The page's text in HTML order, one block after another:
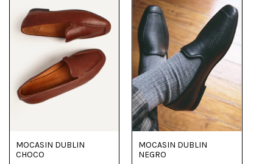
MOCASIN DUBLIN
CHOCO
MOCASIN DUBLIN
NEGRO